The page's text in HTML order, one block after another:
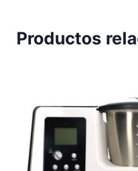
Productos